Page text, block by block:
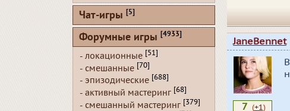
JaneBennet
7 (+1)
Чат-игры [5]
Форумные игры [4933]
- локационные [51]
- смешанные [70]
- эпизодические [688]
- активный мастеринг [68]
- смешанный мастеринг [379]